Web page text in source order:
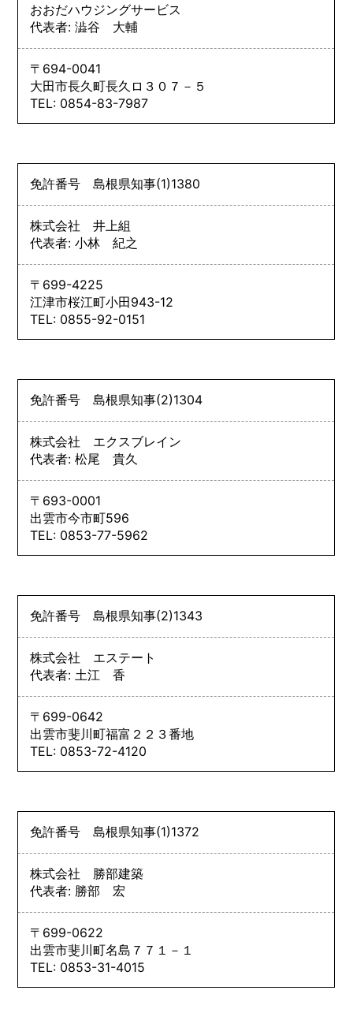
おおだハウジングサービス
代表者: 澁谷 大輔
〒694-0041
大田市長久町長久ロ３０７－５
TEL: 0854-83-7987
免許番号島根県知事(1)1380
株式会社 井上組
代表者: 小林 紀之
〒699-4225
江津市桜江町小田943-12
TEL: 0855-92-0151
免許番号島根県知事(2)1304
株式会社 エクスブレイン
代表者: 松尾 貴久
〒693-0001
出雲市今市町596
TEL: 0853-77-5962
免許番号島根県知事(2)1343
株式会社 エステート
代表者: 土江 香
〒699-0642
出雲市斐川町福富２２３番地
TEL: 0853-72-4120
免許番号島根県知事(1)1372
株式会社 勝部建築
代表者: 勝部 宏
〒699-0622
出雲市斐川町名島７７１－１
TEL: 0853-31-4015